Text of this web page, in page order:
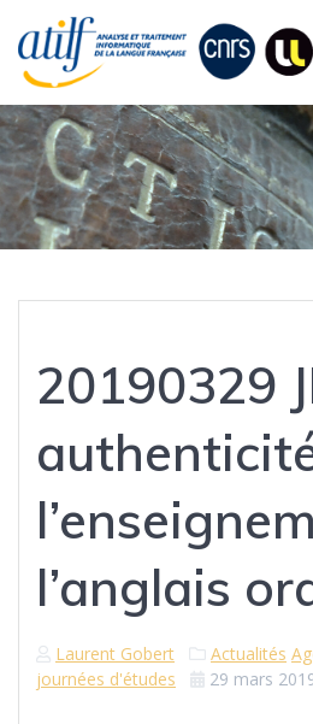
content
20190329
l’anglais
Laurent Gobert Actualités
journées d'études
29 mars